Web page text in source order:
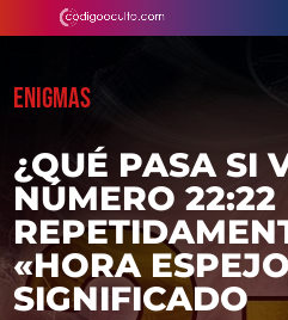
ENIGMAS
¿QUÉ PASA SI
NÚMERO 22:22
«HORA
SIGNIFICADO